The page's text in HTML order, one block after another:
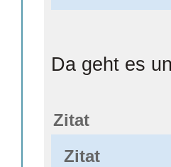
Da geht es
Zitat
Zitat